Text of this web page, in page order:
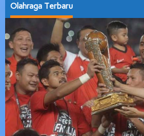
Olahraga Terbaru